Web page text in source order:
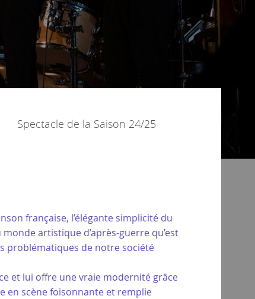
Spectacle de la Saison 24/25
française, l’élégante simplicité du
artistique d’après-guerre qu’est
problématiques de notre société
et lui offre une vraie modernité grâce
en scène foisonnante et remplie